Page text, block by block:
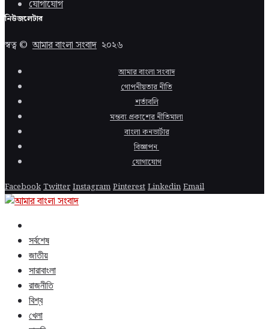
যোগাযোগ
নিউজলেটার
স্বত্ব ©আমার বাংলা সংবাদ ২০২৬
আমার বাংলা সংবাদ
গোপনীয়তার নীতি
শর্তাবলি
মন্তব্য প্রকাশের নীতিমালা
বাংলা কনভার্টার
বিজ্ঞাপন
যোগাযোগ
FacebookTwitterInstagramPinterestLinkedinEmail
সর্বশেষ
জাতীয়
সারাবাংলা
রাজনীতি
বিশ্ব
খেলা